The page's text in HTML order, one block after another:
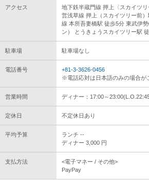
アクセス
地下鉄半蔵門線 押上〈スカイツ
営浅草線 押上（スカイツリー前
線 本所吾妻橋駅 徒歩5分 東武伊
ン） とうきょうスカイツリー駅
駐車場 駐車場なし
電話番号
+81-3-3626-0456
※電話応対は日本語のみの場合が
営業時間 ディナー：17:00～
定休日 不定休日あり
平均予算
ランチ --
ディナー 3,000 円
支払方法
<電子マネー / その他>
PayPay